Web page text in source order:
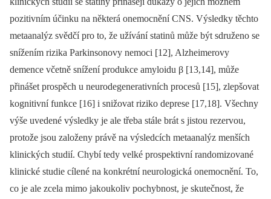
pozitivním účinku na některá onemocnění CNS. Výsledky těchto
metaanalýz svědčí pro to, že užívání statinů může být sdruženo se
snížením rizika Parkinsonovy nemoci [12], Alzheimerovy
demence včetně snížení produkce amyloidu β [13,14], může
přinášet prospěch u neurodegenerativních procesů [15], zlepšovat
kognitivní funkce [16] i snižovat riziko deprese [17,18]. Všechny
výše uvedené výsledky je ale třeba stále brát s jistou rezervou,
protože jsou založeny právě na výsledcích metaanalýz menších
klinických studií. Chybí tedy velké prospektivní randomizované
klinické studie cílené na konkrétní neurologická onemocnění. To,
co je ale zcela mimo jakoukoliv pochybnost, je skutečnost, že